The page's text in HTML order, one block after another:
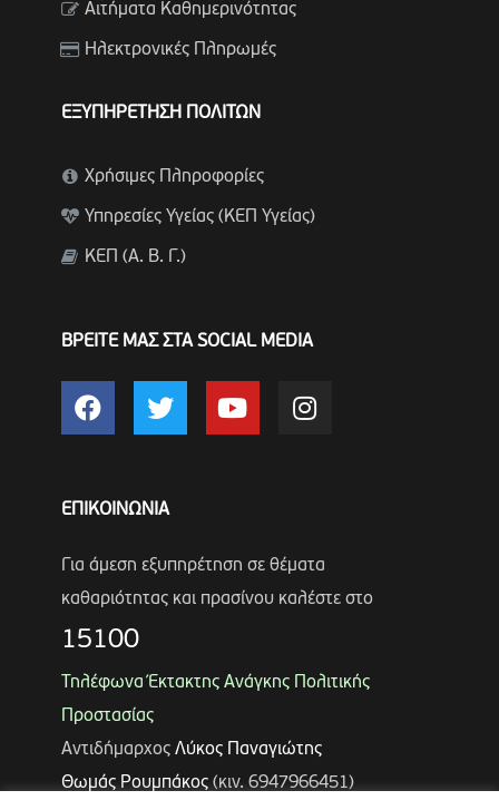
Αιτήματα Καθημερινότητας
Ηλεκτρονικές Πληρωμές
ΕΞΥΠΗΡΕΤΗΣΗ ΠΟΛΙΤΩΝ
Χρήσιμες Πληροφορίες
Υπηρεσίες Υγείας (ΚΕΠ Υγείας)
ΚΕΠ (Α. Β. Γ.)
ΒΡΕΙΤΕ ΜΑΣ ΣΤΑ SOCIAL MEDIA
ΕΠΙΚΟΙΝΩΝΙΑ
Για άμεση εξυπηρέτηση σε θέματα
καθαριότητας και πρασίνου καλέστε στο
15100
Τηλέφωνα Έκτακτης Ανάγκης Πολιτικής
Προστασίας
Αντιδήμαρχος Λύκος Παναγιώτης
Θωμάς Ρουμπάκος(κιν. 6947966451)